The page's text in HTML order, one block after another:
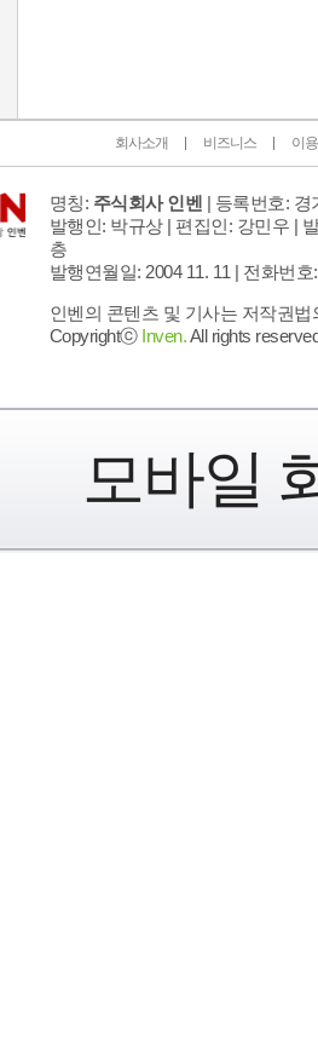
회사소개 비즈니스 이
명칭: 주식회사 인벤 | 등록번호: 경
발행인: 박규상 | 편집인: 강민우 |
층
발행연월일: 2004 11. 11 | 전화번호
인벤의 콘텐츠 및 기사는 저작권
Copyrightⓒ Inven.All rights
모바일